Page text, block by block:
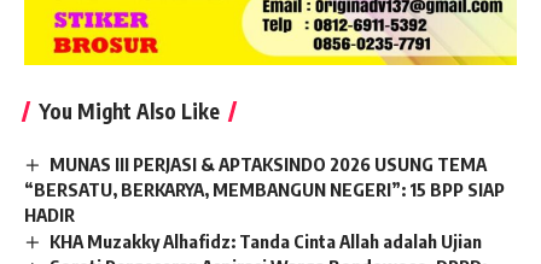
You Might Also Like
MUNAS III PERJASI & APTAKSINDO 2026 USUNG TEMA
“BERSATU, BERKARYA, MEMBANGUN NEGERI”: 15 BPP SIAP
HADIR
KHA Muzakky Alhafidz: Tanda Cinta Allah adalah Ujian